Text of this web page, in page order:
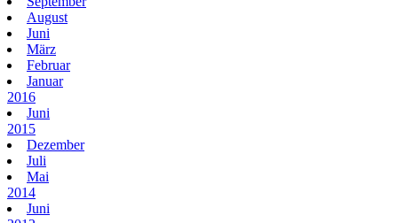
August
Juni
März
Februar
Januar
2016
Juni
2015
Dezember
Juli
Mai
2014
Juni